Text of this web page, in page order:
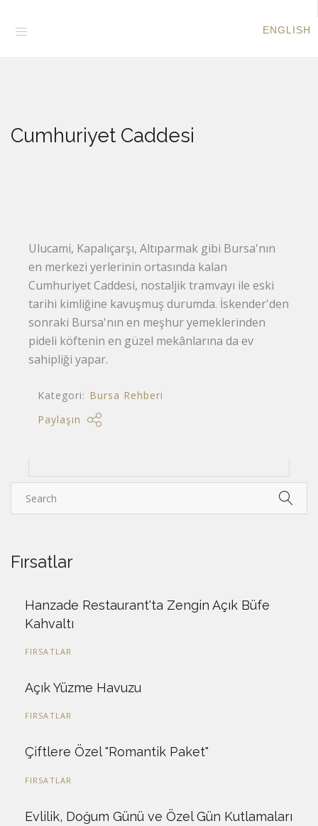
ENGLISH
Cumhuriyet Caddesi
Ulucami, Kapalıçarşı, Altıparmak gibi Bursa'nın
en merkezi yerlerinin ortasında kalan
Cumhuriyet Caddesi, nostaljik tramvayı ile eski
tarihi kimliğine kavuşmuş durumda. İskender'den
sonraki Bursa'nın en meşhur yemeklerinden
pideli köftenin en güzel mekânlarına da ev
sahipliği yapar.
Kategori: Bursa Rehberi
Paylaşın
Fırsatlar
Hanzade Restaurant'ta Zengin Açık Büfe
Kahvaltı
FIRSATLAR
Açık Yüzme Havuzu
FIRSATLAR
Çiftlere Özel "Romantik Paket"
FIRSATLAR
Evlilik, Doğum Günü ve Özel Gün Kutlamaları